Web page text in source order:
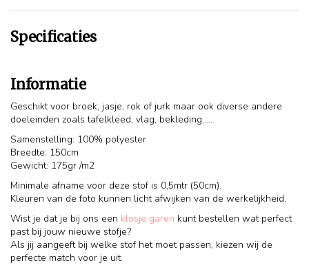
Specificaties
Informatie
Geschikt voor broek, jasje, rok of jurk maar ook diverse andere
doeleinden zoals tafelkleed, vlag, bekleding.....
Samenstelling: 100% polyester
Breedte: 150cm
Gewicht: 175gr /m2
Minimale afname voor deze stof is 0,5mtr (50cm).
Kleuren van de foto kunnen licht afwijken van de werkelijkheid.
Wist je dat je bij ons een klosje garen kunt bestellen wat perfect
past bij jouw nieuwe stofje?
Als jij aangeeft bij welke stof het moet passen, kiezen wij de
perfecte match voor je uit.